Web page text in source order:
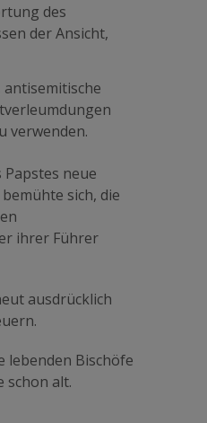
des
der Ansicht,
verwenden.
neue
sich, die
ihrer Führer
ausdrücklich
lebenden Bischöfe
schon alt.